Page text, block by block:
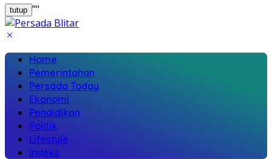
tutup ""
Home
Pemerintahan
Persada Today
Ekonomi
Pendidikan
Politik
Lifestyle
Indeks